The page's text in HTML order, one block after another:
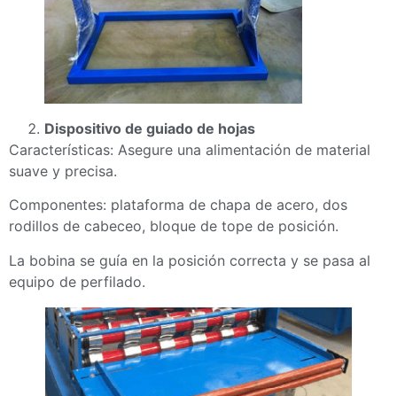
Dispositivo de guiado de hojas
Características: Asegure una alimentación de material
suave y precisa.
Componentes: plataforma de chapa de acero, dos
rodillos de cabeceo, bloque de tope de posición.
La bobina se guía en la posición correcta y se pasa al
equipo de perfilado.